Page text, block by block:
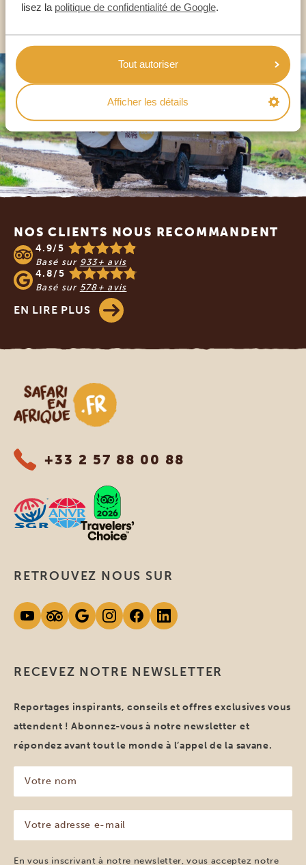
lisez la politique de confidentialité de Google.
Tout autoriser
Afficher les détails
AUTRES PAYS
NOS CLIENTS NOUS RECOMMANDENT
4.9/5
Basé sur 933+ avis
4.8/5
Basé sur 578+ avis
EN LIRE PLUS
Safari en Afrique
+33 2 57 88 00 88
RECEVEZ NOTRE NEWSLETTER
Reportages inspirants, conseils et offres exclusives vous
attendent ! Abonnez-vous à notre newsletter et
répondez avant tout le monde à l’appel de la savane.
nom
(Nécessaire)
adresse
e-
mail
En vous inscrivant à notre newsletter, vous acceptez notre
RETROUVEZ NOUS SUR